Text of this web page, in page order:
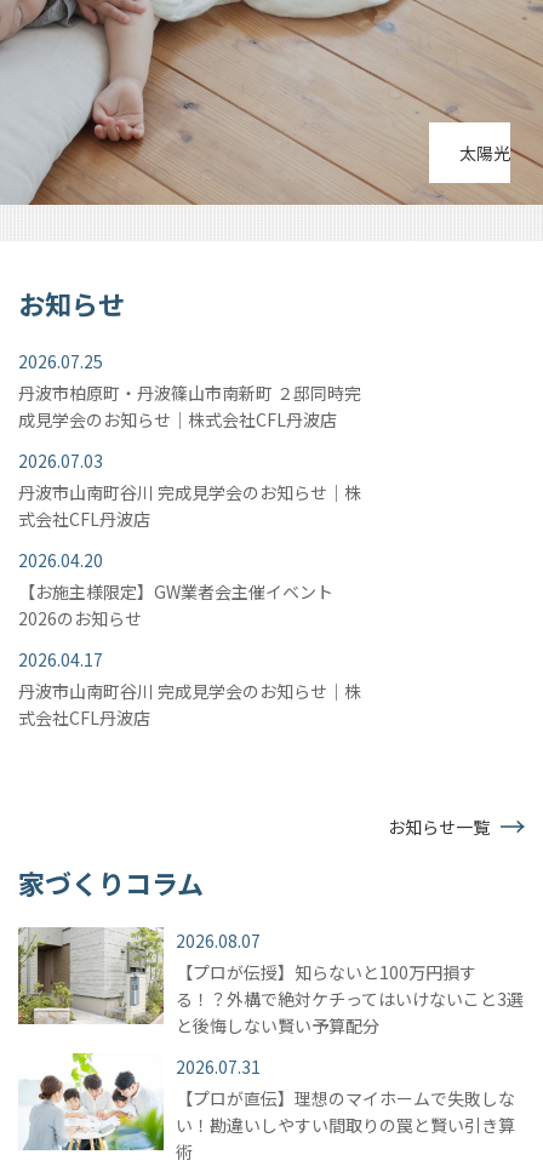
太陽光
お知らせ
2026.07.25
丹波市柏原町・丹波篠山市南新町 ２邸同時完
成見学会のお知らせ｜株式会社CFL丹波店
2026.07.03
丹波市山南町谷川 完成見学会のお知らせ｜株
式会社CFL丹波店
2026.04.20
【お施主様限定】GW業者会主催イベント
2026のお知らせ
2026.04.17
丹波市山南町谷川 完成見学会のお知らせ｜株
式会社CFL丹波店
お知らせ一覧
家づくりコラム
2026.08.07
【プロが伝授】知らないと100万円損す
る！？外構で絶対ケチってはいけないこと3選
と後悔しない賢い予算配分
2026.07.31
【プロが直伝】理想のマイホームで失敗しな
い！勘違いしやすい間取りの罠と賢い引き算
術